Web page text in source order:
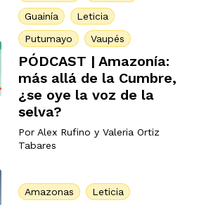
Guainía
Leticia
Putumayo
Vaupés
PÓDCAST | Amazonía:
más allá de la Cumbre,
¿se oye la voz de la
selva?
Por Alex Rufino y Valeria Ortiz
Tabares
Amazonas Leticia